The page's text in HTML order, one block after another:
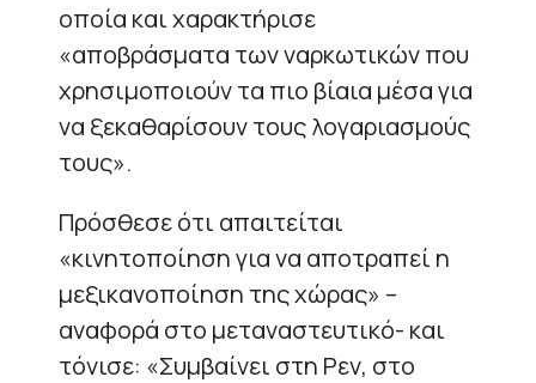
οποία και χαρακτήρισε
«αποβράσματα των ναρκωτικών που
χρησιμοποιούν τα πιο βίαια μέσα για
να ξεκαθαρίσουν τους λογαριασμούς
τους».
Πρόσθεσε ότι απαιτείται
«κινητοποίηση για να αποτραπεί η
μεξικανοποίηση της χώρας» –
αναφορά στο μεταναστευτικό- και
τόνισε: «Συμβαίνει στη Ρεν, στο